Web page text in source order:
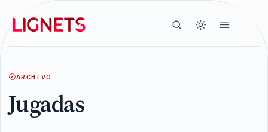
ARCHIVO
Jugadas